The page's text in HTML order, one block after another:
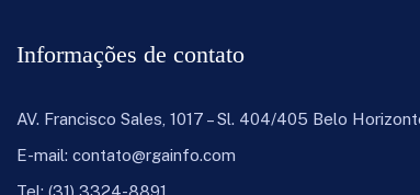
Informações de contato
AV. Francisco Sales, 1017 – Sl. 404/405 Belo
E-mail: contato@rgainfo.com
Tel: (31) 3324-8891